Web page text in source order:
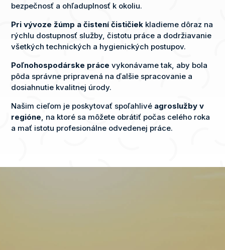
bezpečnosť a ohľaduplnosť k okoliu.
Pri vývoze žúmp a čistení čističiek kladieme dôraz na
rýchlu dostupnosť služby, čistotu práce a dodržiavanie
všetkých technických a hygienických postupov.
Poľnohospodárske práce vykonávame tak, aby bola
pôda správne pripravená na ďalšie spracovanie a
dosiahnutie kvalitnej úrody.
Našim cieľom je poskytovať spoľahlivé agroslužby v
regióne , na ktoré sa môžete obrátiť počas celého roka
a mať istotu profesionálne odvedenej práce.